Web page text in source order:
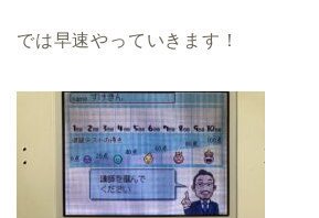
では早速やっていきます！